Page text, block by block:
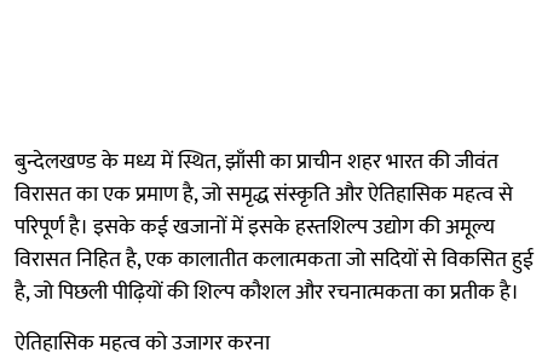
बुन्देलखण्ड के मध्य में स्थित, झाँसी का प्राचीन शहर भारत की जीवंत
विरासत का एक प्रमाण है, जो समृद्ध संस्कृति और ऐतिहासिक महत्व से
परिपूर्ण है। इसके कई खजानों में इसके हस्तशिल्प उद्योग की अमूल्य
विरासत निहित है, एक कालातीत कलात्मकता जो सदियों से विकसित हुई
है, जो पिछली पीढ़ियों की शिल्प कौशल और रचनात्मकता का प्रतीक है।
ऐतिहासिक महत्व को उजागर करना